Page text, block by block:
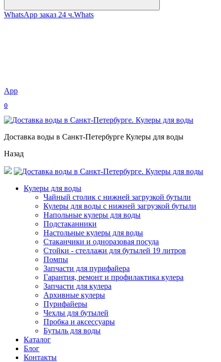
WhatsApp заказ 24 ч.Whats
App
0
Доставка воды в Санкт-Петербурге Кулеры для воды
Назад
Кулеры для воды
Чайный столик с нижней загрузкой бутыли
Кулеры для воды с нижней загрузкой бутыли
Напольные кулеры для воды
Подстаканники
Настольные кулеры для воды
Стаканчики и одноразовая посуда
Стойки - стеллажи для бутылей 19 литров
Помпы
Запчасти для пурифайера
Гарантия, ремонт и профилактика кулера
Запчасти для кулера
Архивные кулеры
Пурифайеры
Чехлы для бутылей
Пробка и аксессуары
Бутыль для воды
Каталог
Блог
Контакты